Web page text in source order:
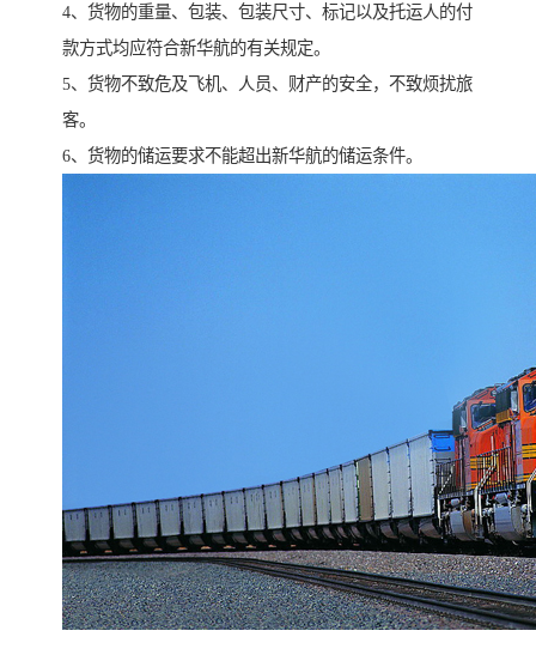
4、货物的重量、包装、包装尺寸、标记以及托运人的付
款方式均应符合新华航的有关规定。
5、货物不致危及飞机、人员、财产的安全，不致烦扰旅
客。
6、货物的储运要求不能超出新华航的储运条件。